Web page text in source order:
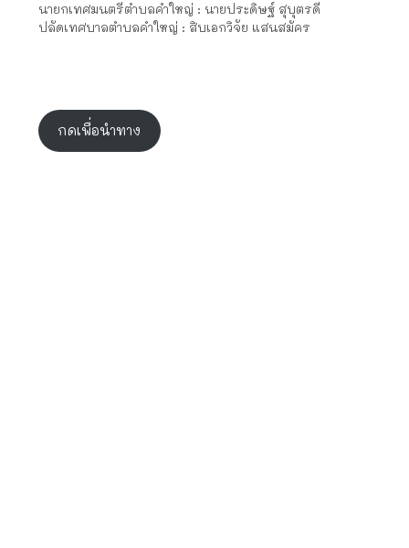
นายกเทศมนตรีตำบลคำใหญ่ : นายประดิษฐ์ สุบุตรดี
ปลัดเทศบาลตำบลคำใหญ่ : สิบเอกวิจัย แสนสมัคร
กดเพื่อนำทาง